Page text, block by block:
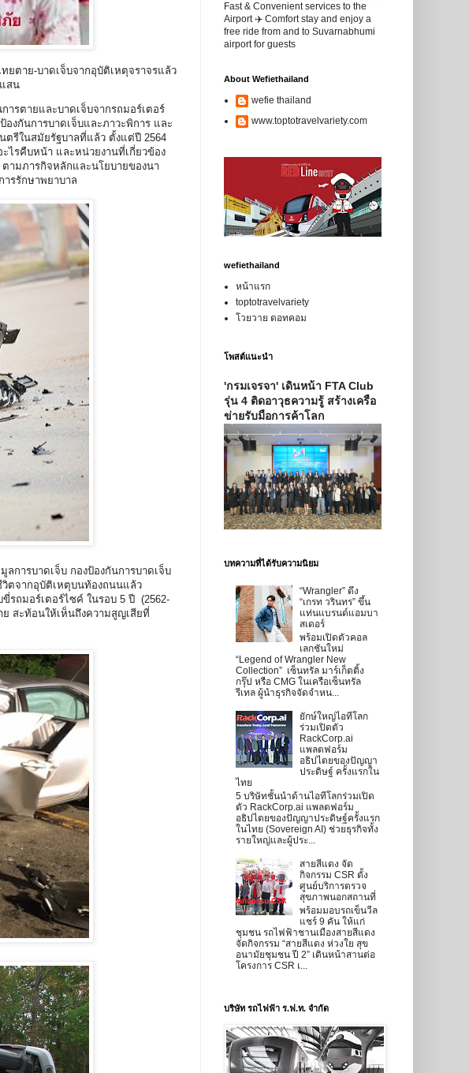
ตาย-บาดเจ็บจากอุบัติเหตุจราจรแล้ว
สน
ารตายและบาดเจ็บจากรถมอร์เตอร์
กันการบาดเจ็บและภาวะพิการ และ
รีในสมัยรัฐบาลที่แล้ว ตั้งแต่ปี 2564
ไรคืบหน้า และหน่วยงานที่เกี่ยวข้อง
ามภารกิจหลักและนโยบายของนา
ารรักษาพยาบาล
การบาดเจ็บ กองป้องกันการบาดเจ็บ
ตจากอุบัติเหตุบนท้องถนนแล้ว
รถมอร์เตอร์ไซค์ ในรอบ 5 ปี (2562-
ย สะท้อนให้เห็นถึงความสูญเสียที่
Fast & Convenient services to the
Airport ✈️ Comfort stay and enjoy a
free ride from and to Suvarnabhumi
airport for guests
About Wefiethailand
wefie thailand
www.toptotravelvariety.com
wefiethailand
หน้าแรก
toptotravelvariety
โวยวาย ดอทคอม
โพสต์แนะนำ
'กรมเจรจา' เดินหน้า FTA Club
รุ่น 4 ติดอาวุธความรู้ สร้างเครือ
ข่ายรับมือการค้าโลก
บทความที่ได้รับความนิยม
“Wrangler” ดึง
“เกรท วรินทร” ขึ้น
แท่นแบรนด์แอมบา
สเดอร์
พร้อมเปิดตัวคอล
เลกชันใหม่
“Legend of Wrangler New
Collection” เซ็นทรัล มาร์เก็ตติ้ง
กรุ๊ป หรือ CMG ในเครือเซ็นทรัล
รีเทล ผู้นำธุรกิจจัดจำหน...
ยักษ์ใหญ่ไอทีโลก
ร่วมเปิดตัว
RackCorp.ai
แพลตฟอร์ม
อธิปไตยของปัญญา
ประดิษฐ์ ครั้งแรกใน
ไทย
5 บริษัทชั้นนำด้านไอทีโลกร่วมเปิด
ตัว RackCorp.ai แพลตฟอร์ม
อธิปไตยของปัญญาประดิษฐ์ครั้งแรก
ในไทย (Sovereign AI) ช่วยธุรกิจทั้ง
รายใหญ่และผู้ประ...
สายสีแดง จัด
กิจกรรม CSR ตั้ง
ศูนย์บริการตรวจ
สุขภาพนอกสถานที่
พร้อมมอบรถเข็นวีล
แชร์ 9 คัน ให้แก่
ชุมชน รถไฟฟ้าชานเมืองสายสีแดง
จัดกิจกรรม “สายสีแดง ห่วงใย สุข
อนามัยชุมชน ปี 2” เดินหน้าสานต่อ
โครงการ CSR เ...
บริษัท รถไฟฟ้า ร.ฟ.ท. จำกัด